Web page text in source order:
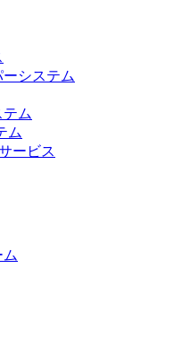
システム
ム
ム
ービス